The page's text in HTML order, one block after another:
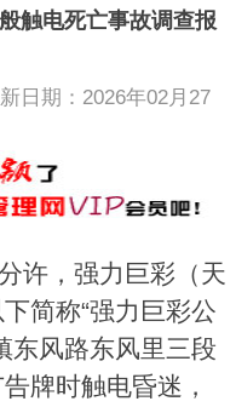
触电死亡事故调查报
日期：2026年02月27
许，强力巨彩（天
简称“强力巨彩公
东风路东风里三段
牌时触电昏迷，